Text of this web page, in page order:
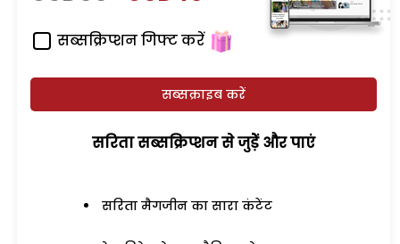
सब्सक्रिप्शन गिफ्ट करें
सब्सक्राइब करें
सरिता सब्सक्रिप्शन से जुड़ेें और पाएं
सरिता मैगजीन का सारा कंटेंट